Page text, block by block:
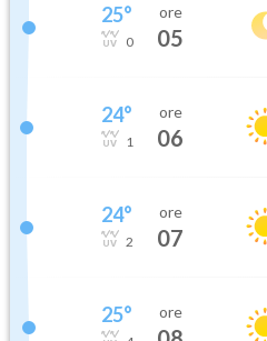
25°
0
ore
05
24°
1
ore
06
24°
2
ore
07
25° ore